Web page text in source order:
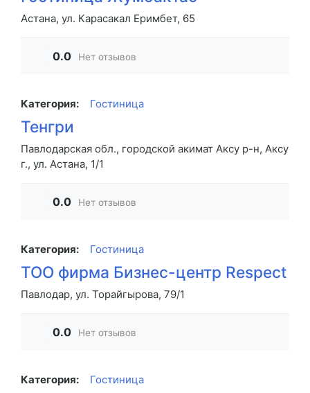
Астана, ул. Карасакал Еримбет, 65
0.0 Нет отзывов
Категория: Гостиница
Тенгри
Павлодарская обл., городской акимат Аксу р-н, Аксу
г., ул. Астана, 1/1
0.0 Нет отзывов
Категория: Гостиница
ТОО фирма Бизнес-центр Respect
Павлодар, ул. Торайгырова, 79/1
0.0 Нет отзывов
Категория: Гостиница